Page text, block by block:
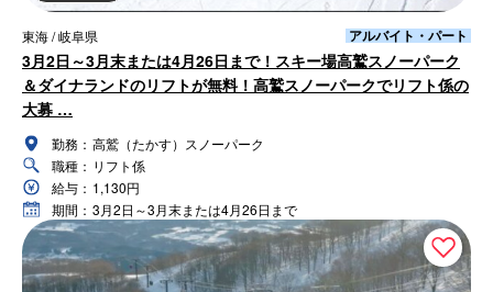
東海 / 岐阜県 アルバイト・パート
3月2日～3月末または4月26日まで！スキー場高鷲スノーパーク
＆ダイナランドのリフトが無料！高鷲スノーパークでリフト係の
大募 …
勤務： 高鷲（たかす）スノーパーク
職種： リフト係
給与： 1,130円
期間： 3月2日～3月末または4月26日まで